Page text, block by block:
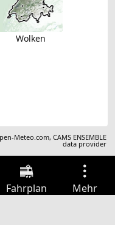
Wolken
Meteo.com,CAMS ENSEMBLE
data provider
Fahrplan Mehr